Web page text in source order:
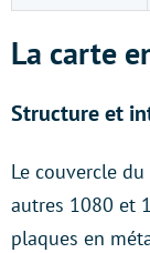
La carte
Structure et
Le couvercle
autres 1080 et
plaques en